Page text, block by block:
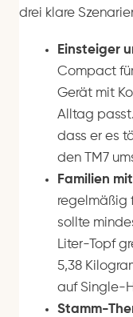
drei klare
Einsteiger
Compact
Gerät mit
Alltag
dass er es
den TM7
Familien
regelmäßig
sollte
Liter-Topf
5,38
auf Single-
Stamm-